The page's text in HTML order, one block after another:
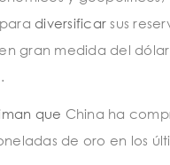
diversificar sus
gran medida del dólar
que China ha
de oro en los